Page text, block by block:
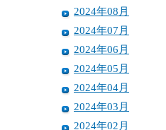
2024年08月
2024年07月
2024年06月
2024年05月
2024年04月
2024年03月
2024年02月